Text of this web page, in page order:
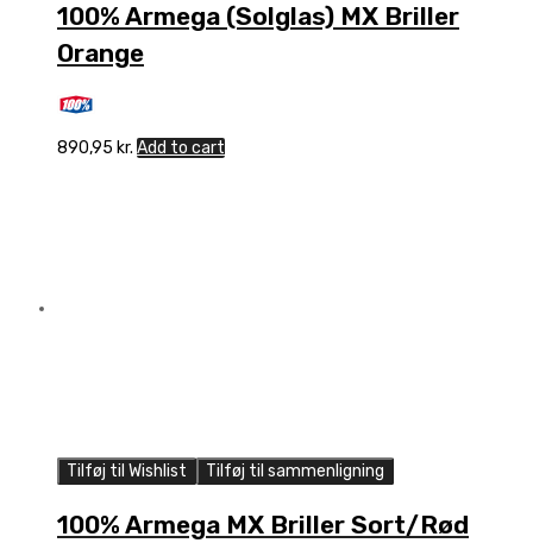
100% Armega (Solglas) MX Briller
Orange
890,95 kr. Add to cart
Tilføj til Wishlist Tilføj til sammenligning
100% Armega MX Briller Sort/Rød